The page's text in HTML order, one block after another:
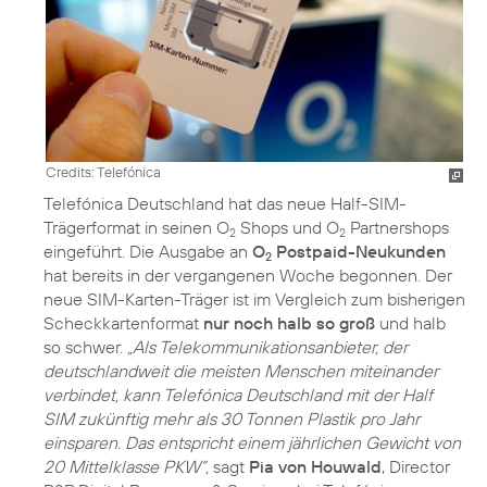
Credits: Telefónica
Telefónica Deutschland hat das neue Half-SIM-
Trägerformat in seinen O2 Shops und O2 Partnershops
eingeführt. Die Ausgabe an O2 Postpaid-Neukunden
hat bereits in der vergangenen Woche begonnen. Der
neue SIM-Karten-Träger ist im Vergleich zum bisherigen
Scheckkartenformat nur noch halb so groß und halb
so schwer. „Als Telekommunikationsanbieter, der
deutschlandweit die meisten Menschen miteinander
verbindet, kann Telefónica Deutschland mit der Half
SIM zukünftig mehr als 30 Tonnen Plastik pro Jahr
einsparen. Das entspricht einem jährlichen Gewicht von
20 Mittelklasse PKW“, sagt Pia von Houwald, Director